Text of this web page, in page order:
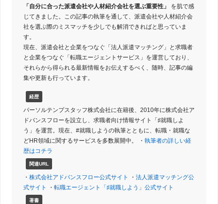
「自分に合った派遣会社や人材紹介会社を選ぶ重要性」
を肌で感
じてきました。この記事の執筆を通して、派遣会社や人材紹介会
社を選ぶ際のミスマッチを少しでも解消できればと思っていま
す。
現在、派遣会社と企業をつなぐ「法人派遣マッチング」と求職者
と企業をつなぐ「転職エージェントサービス」を運営しており、
それらから得られる最新情報をお伝えするべく、随時、記事の編
集や更新も行っています。
経歴
パーソルテンプスタッフ株式会社に在籍後、2010年に株式会社ア
ドバンスフローを設立し、求職者向け情報サイト「♯就職しよ
う」を運営。現在、#就職しようの執筆とともに、転職・就職な
どHR領域に関するサービスを多数展開中。 ・ 執筆者の詳しい経
歴はコチラ
関連URL
・ 株式会社アドバンスフロー公式サイト ・ 法人派遣マッチング公
式サイト
・ 転職エージェント「♯就職しよう」公式サイト
著書